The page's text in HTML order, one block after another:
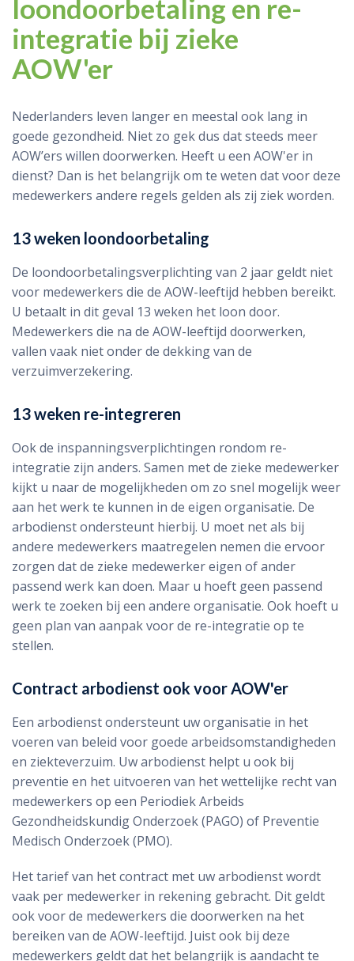
loondoorbetaling en re-
integratie bij zieke
AOW'er
Nederlanders leven langer en meestal ook lang in
goede gezondheid. Niet zo gek dus dat steeds meer
AOW’ers willen doorwerken. Heeft u een AOW'er in
dienst? Dan is het belangrijk om te weten dat voor deze
medewerkers andere regels gelden als zij ziek worden.
13 weken loondoorbetaling
De loondoorbetalingsverplichting van 2 jaar geldt niet
voor medewerkers die de AOW-leeftijd hebben bereikt.
U betaalt in dit geval 13 weken het loon door.
Medewerkers die na de AOW-leeftijd doorwerken,
vallen vaak niet onder de dekking van de
verzuimverzekering.
13 weken re-integreren
Ook de inspanningsverplichtingen rondom re-
integratie zijn anders. Samen met de zieke medewerker
kijkt u naar de mogelijkheden om zo snel mogelijk weer
aan het werk te kunnen in de eigen organisatie. De
arbodienst ondersteunt hierbij. U moet net als bij
andere medewerkers maatregelen nemen die ervoor
zorgen dat de zieke medewerker eigen of ander
passend werk kan doen. Maar u hoeft geen passend
werk te zoeken bij een andere organisatie. Ook hoeft u
geen plan van aanpak voor de re-integratie op te
stellen.
Contract arbodienst ook voor AOW'er
Een arbodienst ondersteunt uw organisatie in het
voeren van beleid voor goede arbeidsomstandigheden
en ziekteverzuim. Uw arbodienst helpt u ook bij
preventie en het uitvoeren van het wettelijke recht van
medewerkers op een Periodiek Arbeids
Gezondheidskundig Onderzoek (PAGO) of Preventie
Medisch Onderzoek (PMO).
Het tarief van het contract met uw arbodienst wordt
vaak per medewerker in rekening gebracht. Dit geldt
ook voor de medewerkers die doorwerken na het
bereiken van de AOW-leeftijd. Juist ook bij deze
medewerkers geldt dat het belangrijk is aandacht te